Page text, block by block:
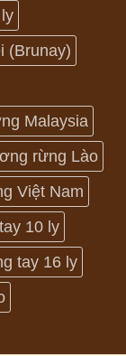
(Brunay)
Malaysia
rừng Lào
Việt Nam
10 ly
tay 16 ly